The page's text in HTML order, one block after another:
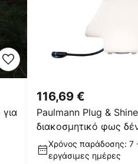
Paulmann Plug &
διακοσμητικό φως
116,69 €
Χρόνος παράδοσης: 7
εργάσιμες ημέρες